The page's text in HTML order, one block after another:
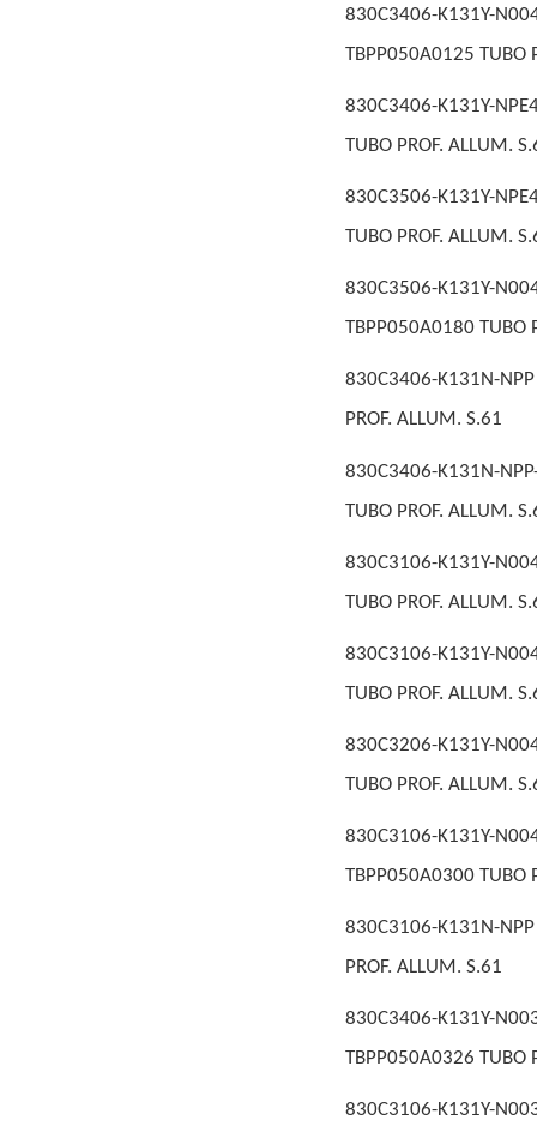
830C3406-K131Y-
TBPP050A0125 TUBO
830C3406-K131Y-
TUBO PROF. ALLUM.
830C3506-K131Y-
TUBO PROF. ALLUM.
830C3506-K131Y-
TBPP050A0180 TUBO
830C3406-K131N-
PROF. ALLUM. S.61
830C3406-K131N-
TUBO PROF. ALLUM.
830C3106-K131Y-
TUBO PROF. ALLUM.
830C3106-K131Y-
TUBO PROF. ALLUM.
830C3206-K131Y-
TUBO PROF. ALLUM.
830C3106-K131Y-
TBPP050A0300 TUBO
830C3106-K131N-NPP
PROF. ALLUM. S.61
830C3406-K131Y-
TBPP050A0326 TUBO
830C3106-K131Y-